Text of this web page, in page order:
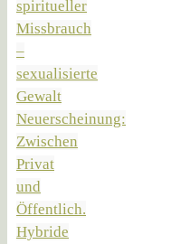
spiritueller
Missbrauch
–
sexualisierte
Gewalt
Neuerscheinung:
Zwischen
Privat
und
Öffentlich.
Hybride